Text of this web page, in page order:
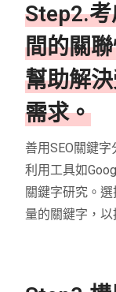
Step2.
間的關
幫助解
需求。
善用SEO關鍵
利用工具如
關鍵字研究。
量的關鍵字，